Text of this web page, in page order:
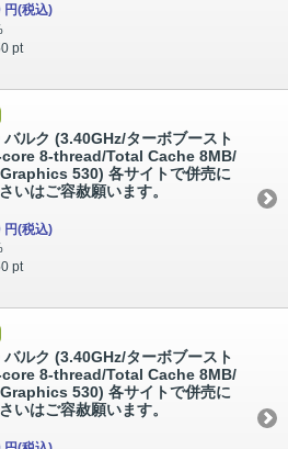
円(税込)
pt
ルク (3.40GHz/ターボブースト
core 8-thread/Total Cache 8MB/
530) 各サイトで併売に
いはご容赦願います。
円(税込)
pt
ルク (3.40GHz/ターボブースト
core 8-thread/Total Cache 8MB/
530) 各サイトで併売に
いはご容赦願います。